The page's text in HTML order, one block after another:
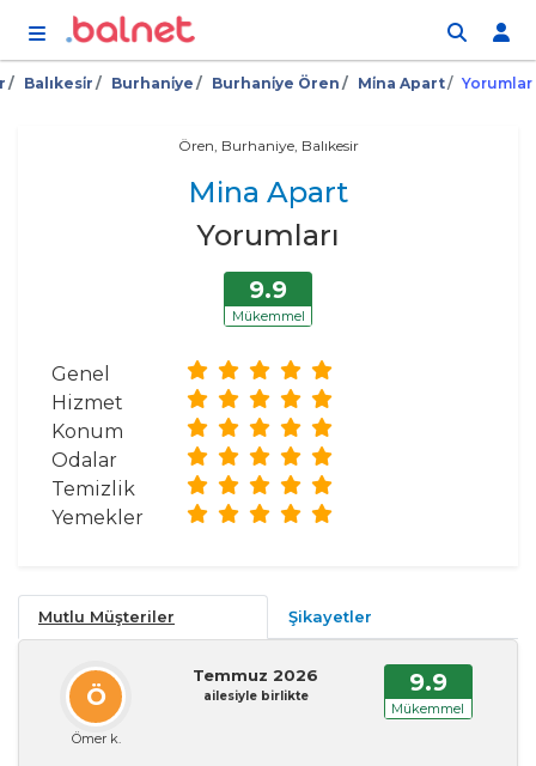
Balıkesi̇r Burhani̇ye Burhani̇ye Ören Mi̇na Apart Yorumlar
Ören, Burhaniye, Balıkesir
Mina Apart
Yorumları
9.9
Mükemmel
Genel
Hizmet
Konum
Odalar
Temizlik
Yemekler
Mutlu Müşteriler Şikayetler
Ö
Ömer k.
Temmuz 2026
ailesiyle birlikte 9.9
Mükemmel